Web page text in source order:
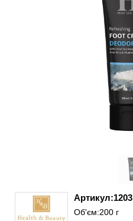
Артикул:1203
Об'єм:200 г